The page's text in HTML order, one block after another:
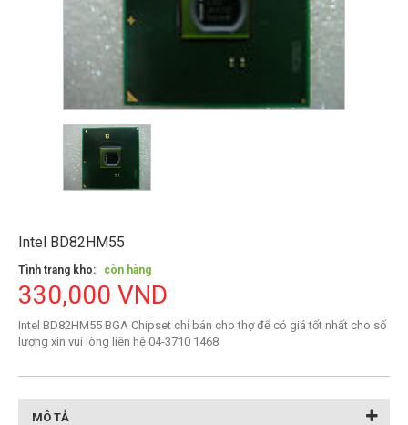
Intel BD82HM55
Tình trang kho: còn hàng
330,000 VND
Intel BD82HM55 BGA Chipset chỉ bán cho thợ để có giá tốt nhất cho số
lượng xin vui lòng liên hệ 04-3710 1468
MÔ TẢ